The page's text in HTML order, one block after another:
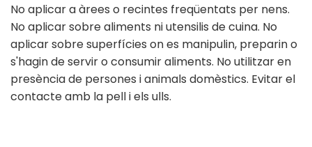
No aplicar a àrees o recintes freqüentats per nens.
No aplicar sobre aliments ni utensilis de cuina. No
aplicar sobre superfícies on es manipulin, preparin o
s'hagin de servir o consumir aliments. No utilitzar en
presència de persones i animals domèstics. Evitar el
contacte amb la pell i els ulls.